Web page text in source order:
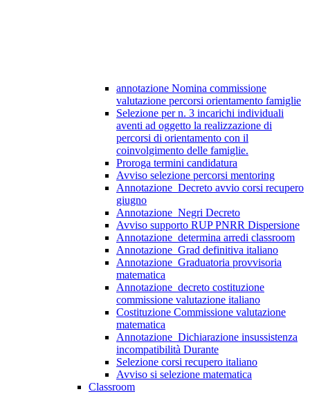
annotazione Nomina commissione
valutazione percorsi orientamento famiglie
Selezione per n. 3 incarichi individuali
aventi ad oggetto la realizzazione di
percorsi di orientamento con il
coinvolgimento delle famiglie.
Proroga termini candidatura
Avviso selezione percorsi mentoring
Annotazione_Decreto avvio corsi recupero
giugno
Annotazione_Negri Decreto
Avviso supporto RUP PNRR Dispersione
Annotazione_determina arredi classroom
Annotazione_Grad definitiva italiano
Annotazione_Graduatoria provvisoria
matematica
Annotazione_decreto costituzione
commissione valutazione italiano
Costituzione Commissione valutazione
matematica
Annotazione_Dichiarazione insussistenza
incompatibilità Durante
Selezione corsi recupero italiano
Avviso si selezione matematica
Classroom